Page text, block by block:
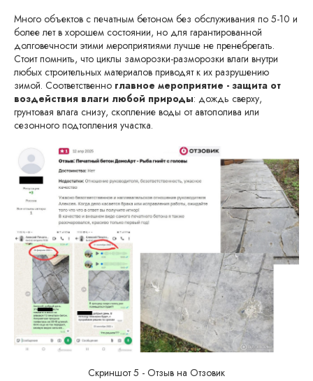
Много объектов с печатным бетоном без обслуживания по 5-10 и
более лет в хорошем состоянии, но для гарантированной
долговечности этими мероприятиями лучше не пренебрегать.
Стоит помнить, что циклы заморозки-разморозки влаги внутри
любых строительных материалов приводят к их разрушению
зимой. Соответственно главное мероприятие - защита от
воздействия влаги любой природы: дождь сверху,
грунтовая влага снизу, скопление воды от автополива или
сезонного подтопления участка.
Скриншот 5 - Отзыв на Отзовик